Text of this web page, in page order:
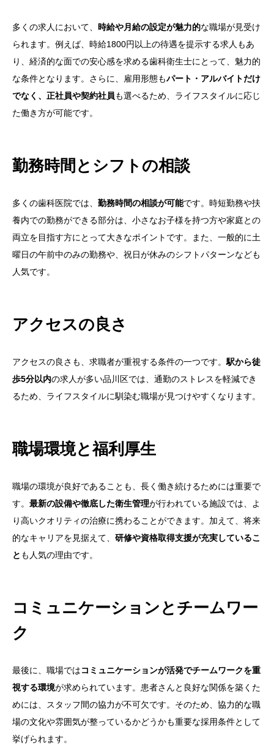
多くの求人において、 時給や月給の設定が魅力的な職場が見受け
られます。例えば、時給1800円以上の待遇を提示する求人もあ
り、経済的な面での安心感を求める歯科衛生士にとって、魅力的
な条件となります。さらに、雇用形態もパート・アルバイトだけ
でなく、正社員や契約社員も選べるため、ライフスタイルに応じ
た働き方が可能です。
勤務時間とシフトの相談
多くの歯科医院では、 勤務時間の相談が可能です。時短勤務や扶
養内での勤務ができる部分は、小さなお子様を持つ方や家庭との
両立を目指す方にとって大きなポイントです。また、一般的に土
曜日の午前中のみの勤務や、祝日が休みのシフトパターンなども
人気です。
アクセスの良さ
アクセスの良さも、求職者が重視する条件の一つです。 駅から徒
歩5分以内の求人が多い品川区では、通勤のストレスを軽減でき
るため、ライフスタイルに馴染む職場が見つけやすくなります。
職場環境と福利厚生
職場の環境が良好であることも、長く働き続けるためには重要で
す。 最新の設備や徹底した衛生管理が行われている施設では、よ
り高いクオリティの治療に携わることができます。加えて、将来
的なキャリアを見据えて、 研修や資格取得支援が充実しているこ
と も人気の理由です。
コミュニケーションとチームワー
ク
最後に、職場ではコミュニケーションが活発でチームワークを重
視する環境が求められています。患者さんと良好な関係を築くた
めには、スタッフ間の協力が不可欠です。そのため、協力的な職
場の文化や雰囲気が整っているかどうかも重要な採用条件として
挙げられます。